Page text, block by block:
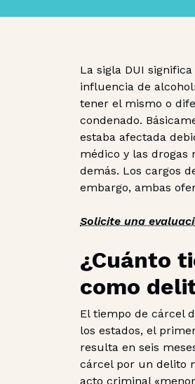
La sigla DUI
influencia de
tener el mismo o
condenado.
estaba afectada
médico y las drogas
demás. Los cargos
embargo, ambas
Solicite una
¿Cuánto
como
El tiempo de cárcel
los estados, el
resulta en seis
cárcel por un delito
acto criminal